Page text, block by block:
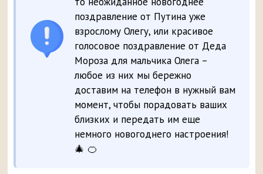
поздравление от Путина уже
взрослому Олегу, или красивое
голосовое поздравление от Деда
Мороза для мальчика Олега –
любое из них мы бережно
доставим на телефон в нужный вам
момент, чтобы порадовать ваших
близких и передать им еще
немного новогоднего настроения!
🎄 🍊